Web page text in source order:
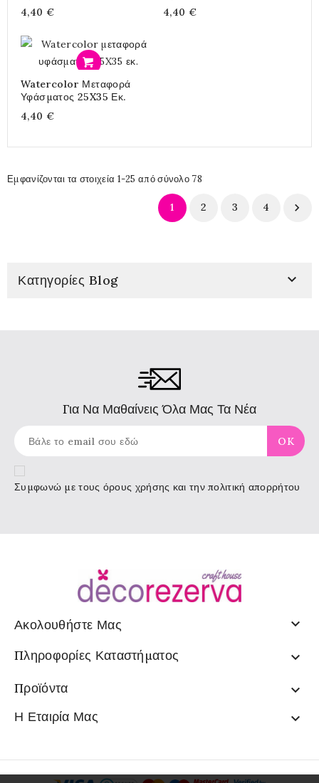
4,40 €
4,40 €
Watercolor Μεταφορά
Υφάσματος 25X35 Εκ.
4,40 €
Εμφανίζονται τα στοιχεία 1-25 από σύνολο 78
1 2 3 4 
Κατηγορίες Blog 
Για Να Μαθαίνεις Όλα Μας Τα Νέα
Συμφωνώ με τους όρους χρήσης και την πολιτική απορρήτου
Ακολουθήστε Μας 
Πληροφορίες Καταστήματος 
Προϊόντα 
Η Εταιρία Μας 